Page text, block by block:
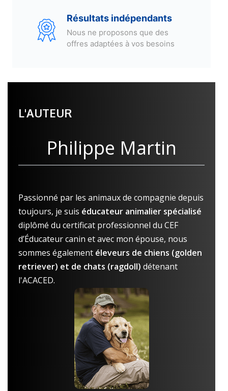
L'AUTEUR
Philippe Martin
Passionné par les animaux de compagnie depuis
toujours, je suis éducateur animalier spécialisé
diplômé du certificat professionnel du CEF
d’Éducateur canin et avec mon épouse, nous
sommes également éleveurs de chiens (golden
retriever) et de chats (ragdoll) détenant
l'ACACED.